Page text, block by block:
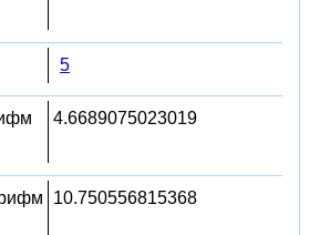
5
4.6689075023019
10.750556815368